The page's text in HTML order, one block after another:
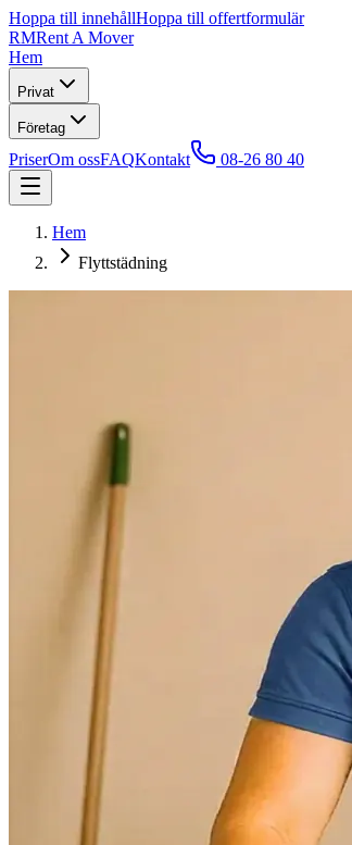
Hoppa till innehållHoppa till offertformulär
RMRent A Mover
Hem
Privat
Företag
PriserOm ossFAQKontakt 08-26 80 40
Hem
Flyttstädning